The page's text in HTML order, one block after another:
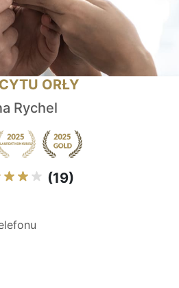
ORŁY
Rychel
(19)